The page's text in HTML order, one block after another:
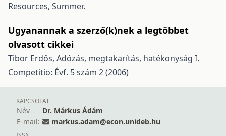
Resources, Summer.
Ugyanannak a szerző(k)nek a legtöbbet
olvasott cikkei
Tibor Erdős, Adózás, megtakarítás, hatékonyság I.
Competitio: Évf. 5 szám 2 (2006)
KAPCSOLAT
Név
Dr. Márkus Ádám
E-mail:
markus.adam@econ.unideb.hu